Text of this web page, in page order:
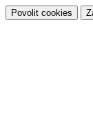
Povolit cookies